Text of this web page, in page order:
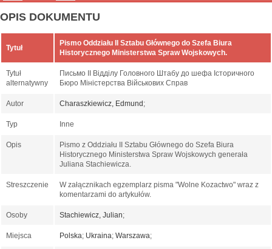
OPIS DOKUMENTU
Tytuł
Pismo Oddziału II Sztabu Głównego do Szefa Biura
Historycznego Ministerstwa Spraw Wojskowych.
Tytuł
alternatywny
Письмо ІІ Відділу Головного Штабу до шефа Історичного
Бюро Міністерства Військових Справ
Autor Charaszkiewicz, Edmund ;
Typ Inne
Opis
Pismo z Oddziału II Sztabu Głównego do Szefa Biura
Historycznego Ministerstwa Spraw Wojskowych generała
Juliana Stachiewicza.
Streszczenie
W załącznikach egzemplarz pisma "Wolne Kozactwo" wraz z
komentarzami do artykułów.
Osoby Stachiewicz, Julian;
Miejsca Polska; Ukraina; Warszawa;